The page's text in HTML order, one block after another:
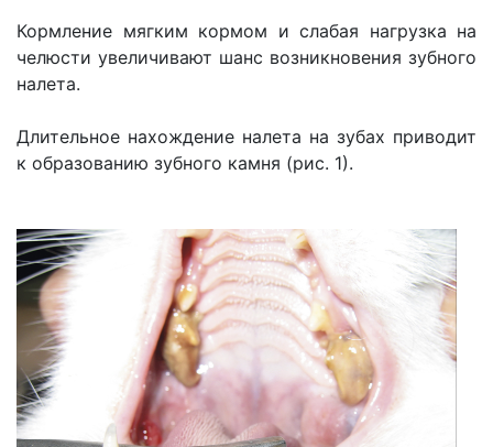
Кормление мягким кормом и слабая нагрузка на
челюсти увеличивают шанс возникновения зубного
налета.
Длительное нахождение налета на зубах приводит
к образованию зубного камня (рис. 1).